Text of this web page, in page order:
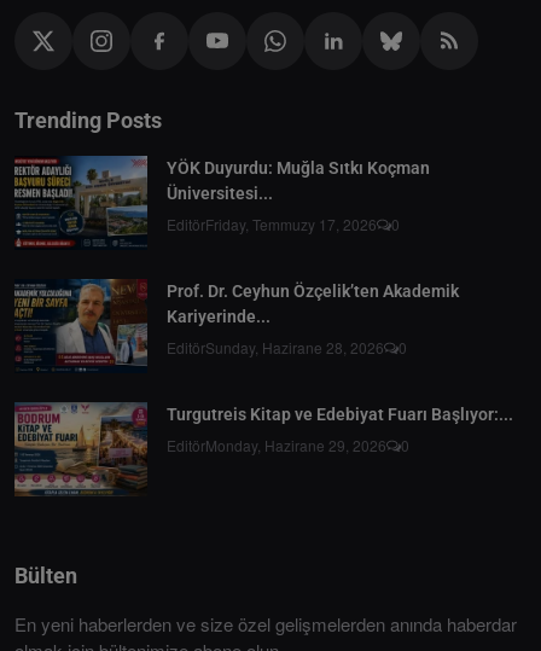
Trending Posts
YÖK Duyurdu: Muğla Sıtkı Koçman
Üniversitesi...
EditörFriday, Temmuzy 17, 2026 0
Prof. Dr. Ceyhun Özçelik’ten Akademik
Kariyerinde...
EditörSunday, Hazirane 28, 2026 0
Turgutreis Kitap ve Edebiyat Fuarı Başlıyor:...
EditörMonday, Hazirane 29, 2026 0
Bülten
En yeni haberlerden ve size özel gelişmelerden anında haberdar